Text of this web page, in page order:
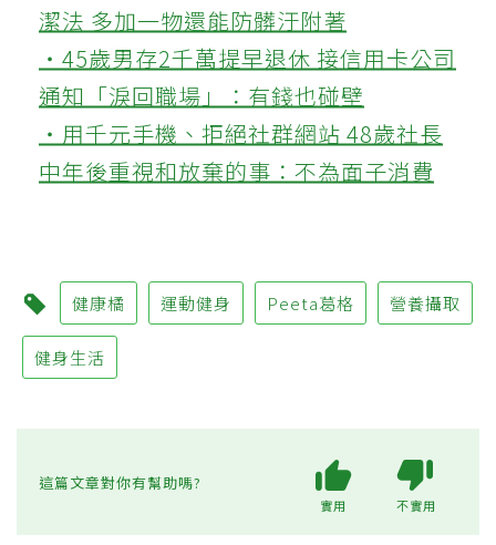
潔法 多加一物還能防髒汙附著
‧45歲男存2千萬提早退休 接信用卡公司
通知「淚回職場」：有錢也碰壁
‧用千元手機、拒絕社群網站 48歲社長
中年後重視和放棄的事：不為面子消費
健康橘 運動健身 Peeta葛格 營養攝取
健身生活
這篇文章對你有幫助嗎?
實用 不實用